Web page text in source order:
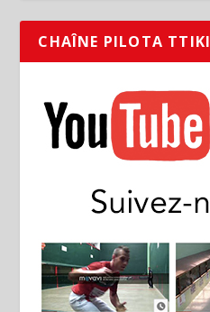
CHAÎNE PILOTA TTIKI